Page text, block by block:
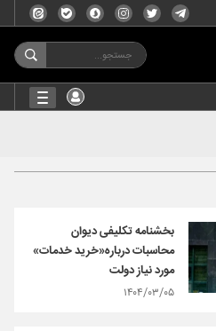
بخشنامه تکلیفی دیوان
محاسبات درباره«خرید خدمات»
مورد نیاز دولت
۱۴۰۴/۰۳/۰۵